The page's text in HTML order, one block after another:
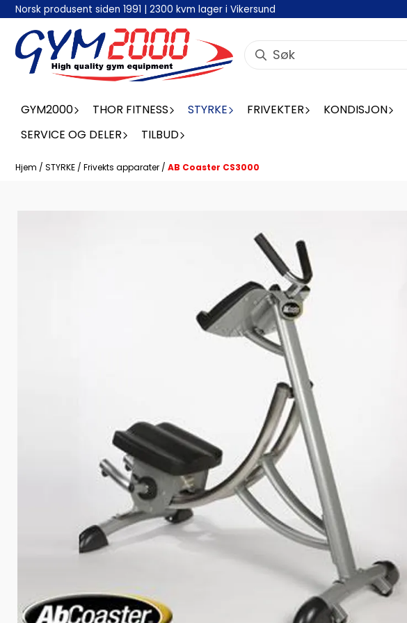
Hopp til innhold
Norsk produsent siden 1991 | 2300 kvm lager i Vikersund
GYM2000 THOR FITNESS STYRKE FRIVEKTER KONDISJON
SERVICE OG DELER
TILBUD
Hjem / STYRKE / Frivekts apparater / AB Coaster CS3000